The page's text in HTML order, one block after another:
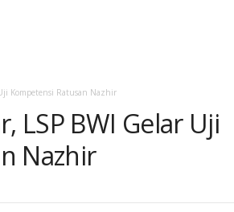
Kompetensi Ratusan Nazhir
LSP BWI Gelar Uji
Nazhir